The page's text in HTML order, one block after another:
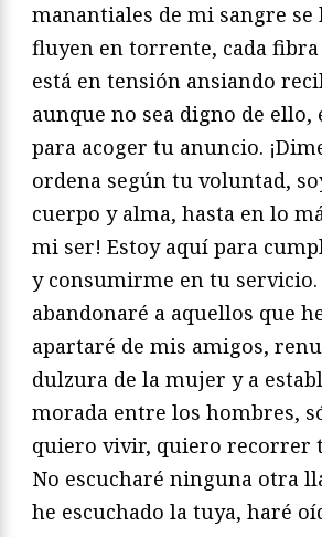
manantiales de mi sangre
fluyen en torrente, cada
está en tensión ansiando
aunque no sea digno de ello,
para acoger tu anuncio.
ordena según tu voluntad,
cuerpo y alma, hasta en lo
mi ser! Estoy aquí para
y consumirme en tu
abandonaré a aquellos que
apartaré de mis amigos,
dulzura de la mujer y a
morada entre los hombres,
quiero vivir, quiero recorrer
No escucharé ninguna otra
he escuchado la tuya, haré